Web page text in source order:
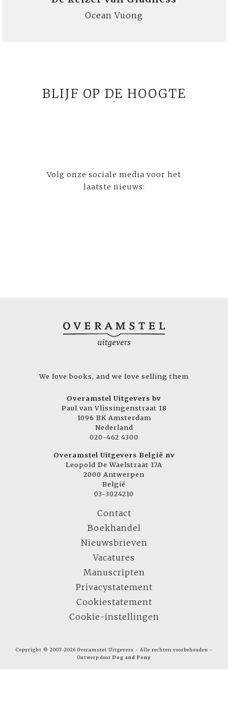
Ocean Vuong
BLIJF OP DE HOOGTE
Volg onze sociale media voor het
laatste nieuws:
We love books, and we love selling them
Overamstel Uitgevers bv
Paul van Vlissingenstraat 18
1096 BK Amsterdam
Nederland
020-462 4300
Overamstel Uitgevers België nv
Leopold De Waelstraat 17A
2000 Antwerpen
België
03-3024210
Contact
Boekhandel
Nieuwsbrieven
Vacatures
Manuscripten
Privacystatement
Cookiestatement
Cookie-instellingen
Copyright © 2007-2026 Overamstel Uitgevers - Alle rechten voorbehouden -
Ontwerp door Dog and Pony